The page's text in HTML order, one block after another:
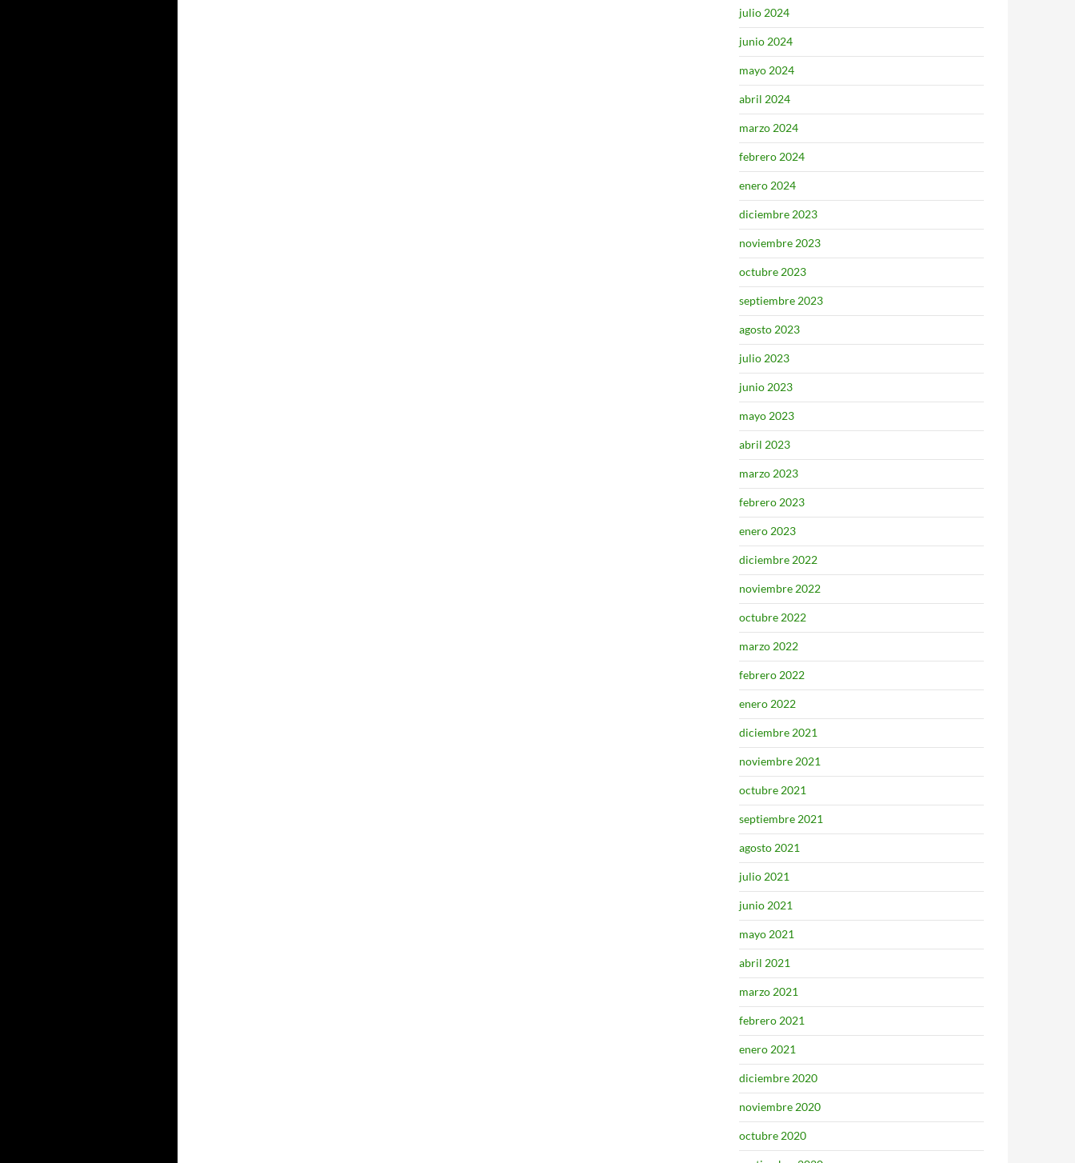
julio 2024
junio 2024
mayo 2024
abril 2024
marzo 2024
febrero 2024
enero 2024
diciembre 2023
noviembre 2023
octubre 2023
septiembre 2023
agosto 2023
julio 2023
junio 2023
mayo 2023
abril 2023
marzo 2023
febrero 2023
enero 2023
diciembre 2022
noviembre 2022
octubre 2022
marzo 2022
febrero 2022
enero 2022
diciembre 2021
noviembre 2021
octubre 2021
septiembre 2021
agosto 2021
julio 2021
junio 2021
mayo 2021
abril 2021
marzo 2021
febrero 2021
enero 2021
diciembre 2020
noviembre 2020
octubre 2020